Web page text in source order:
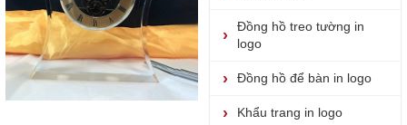
Đồng hồ treo tường in
logo
Đồng hồ để bàn in logo
Khẩu trang in logo